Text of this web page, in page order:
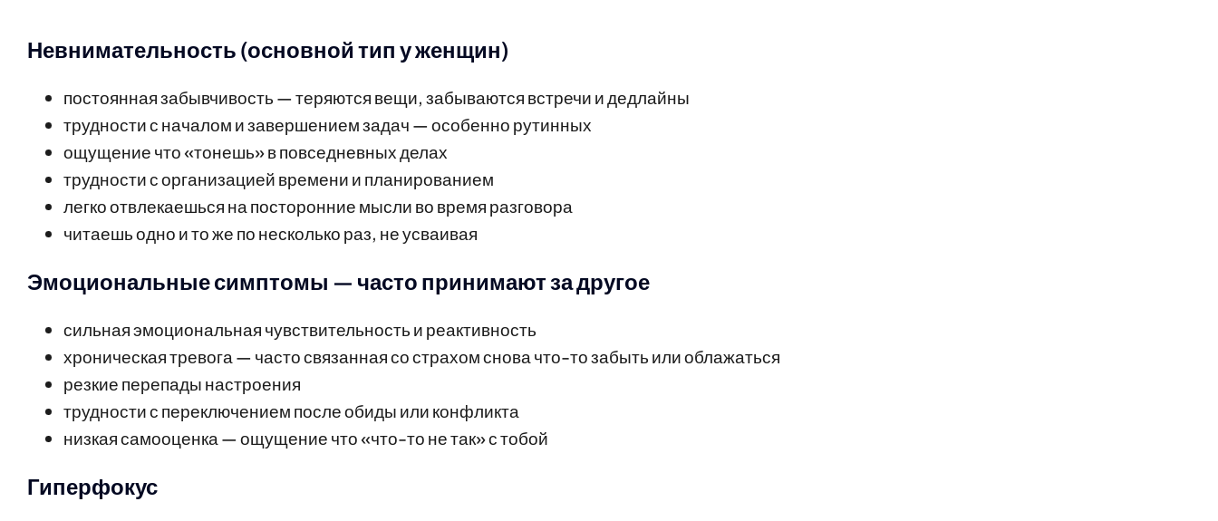
Невнимательность (основной тип у женщин)
постоянная забывчивость — теряются вещи, забываются встречи и дедлайны
трудности с началом и завершением задач — особенно рутинных
ощущение что «тонешь» в повседневных делах
трудности с организацией времени и планированием
легко отвлекаешься на посторонние мысли во время разговора
читаешь одно и то же по несколько раз, не усваивая
Эмоциональные симптомы — часто принимают за другое
сильная эмоциональная чувствительность и реактивность
хроническая тревога — часто связанная со страхом снова что-то забыть или облажаться
резкие перепады настроения
трудности с переключением после обиды или конфликта
низкая самооценка — ощущение что «что-то не так» с тобой
Гиперфокус